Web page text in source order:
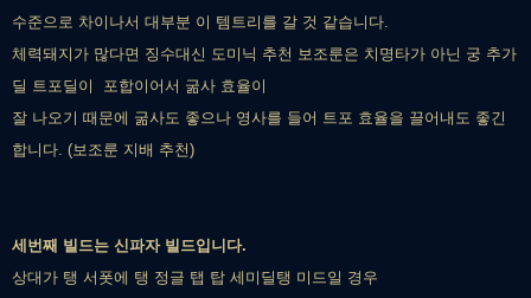
수준으로 차이나서 대부분 이 템트리를 갈 것 같습니다.
체력돼지가 많다면 징수대신 도미닉 추천 보조룬은 치명타가 아닌 궁 추가
딜 트포딜이 포합이어서 굶사 효율이
잘 나오기 때문에 굶사도 좋으나 영사를 들어 트포 효율을 끌어내도 좋긴
합니다. (보조룬 지배 추천)
세번째 빌드는 신파자 빌드입니다.
상대가 탱 서폿에 탱 정글 탭 탑 세미딜탱 미드일 경우